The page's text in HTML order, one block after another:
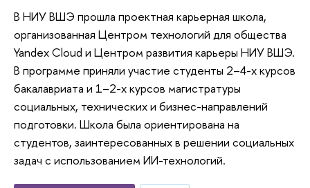
В НИУ ВШЭ прошла проектная карьерная школа,
организованная Центром технологий для общества
Yandex Cloud и Центром развития карьеры НИУ ВШЭ.
В программе приняли участие студенты 2–4-х курсов
бакалавриата и 1–2-х курсов магистратуры
социальных, технических и бизнес-направлений
подготовки. Школа была ориентирована на
студентов, заинтересованных в решении социальных
задач с использованием ИИ-технологий.